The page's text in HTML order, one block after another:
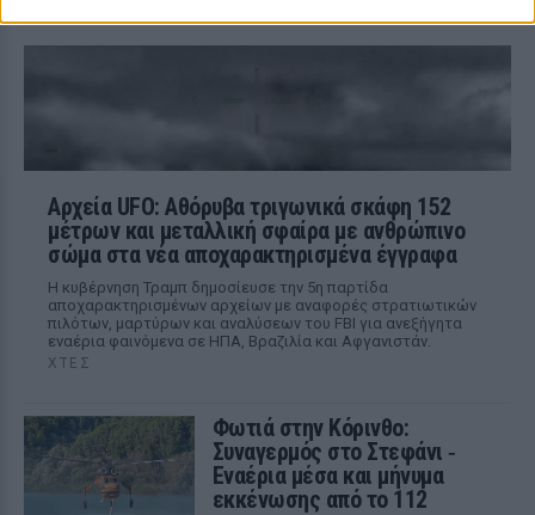
Αρχεία UFO: Αθόρυβα τριγωνικά σκάφη 152
μέτρων και μεταλλική σφαίρα με ανθρώπινο
σώμα στα νέα αποχαρακτηρισμένα έγγραφα
Η κυβέρνηση Τραμπ δημοσίευσε την 5η παρτίδα
αποχαρακτηρισμένων αρχείων με αναφορές στρατιωτικών
πιλότων, μαρτύρων και αναλύσεων του FBI για ανεξήγητα
εναέρια φαινόμενα σε ΗΠΑ, Βραζιλία και Αφγανιστάν.
ΧΤΕΣ
Φωτιά στην Κόρινθο:
Συναγερμός στο Στεφάνι ‑
Εναέρια μέσα και μήνυμα
εκκένωσης από το 112